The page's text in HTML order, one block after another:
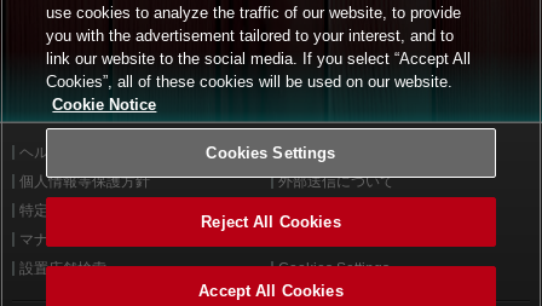
ヘルプ
利用規約
個人情報等保護方針
外部送信について
特定商取引法に基づく表示
マナー＆ルール
設置店舗検索
Cookies Settings
use cookies to analyze the traffic of our website, to provide
you with the advertisement tailored to your interest, and to
link our website to the social media. If you select “Accept All
Cookies”, all of these cookies will be used on our website.
Cookie Notice
Cookies Settings
Reject All Cookies
Accept All Cookies